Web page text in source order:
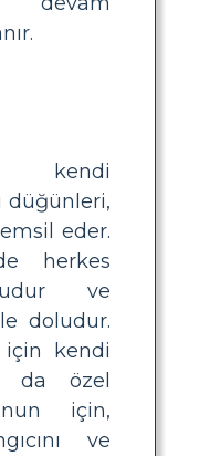
kendi
düğünleri,
eder.
herkes
ve
doludur.
için kendi
da özel
için,
ve